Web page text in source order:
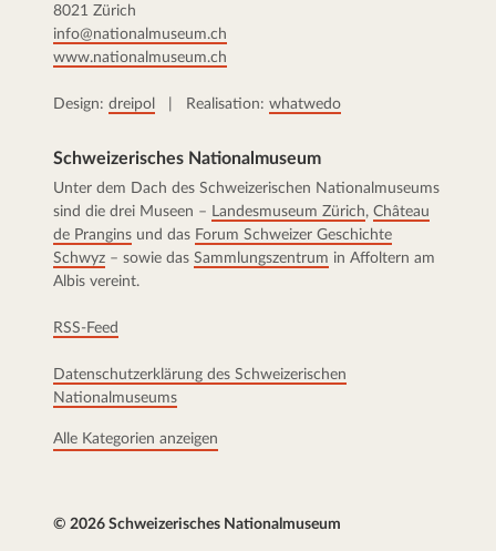
8021 Zürich
info@nationalmuseum.ch
www.nationalmuseum.ch
Design: dreipol | Realisation: whatwedo
Schweizerisches Nationalmuseum
Unter dem Dach des Schweizerischen Nationalmuseums
sind die drei Museen – Landesmuseum Zürich, Château
de Prangins und das Forum Schweizer Geschichte
Schwyz – sowie das Sammlungszentrum in Affoltern am
Albis vereint.
RSS-Feed
Datenschutzerklärung des Schweizerischen
Nationalmuseums
Alle Kategorien anzeigen
© 2026 Schweizerisches Nationalmuseum